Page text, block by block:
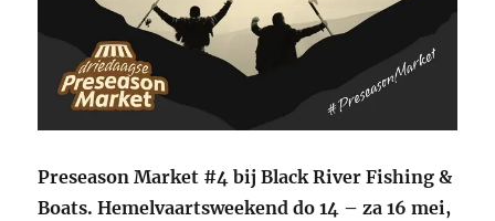
Preseason Market #4 bij Black River Fishing &
Boats. Hemelvaartsweekend do 14 – za 16 mei,